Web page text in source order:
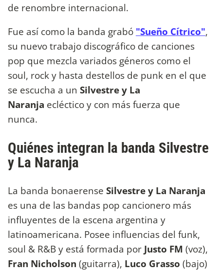
de renombre internacional.
Fue así como la banda grabó "Sueño Cítrico",
su nuevo trabajo discográfico de canciones
pop que mezcla variados géneros como el
soul, rock y hasta destellos de punk en el que
se escucha a un Silvestre y La
Naranja ecléctico y con más fuerza que
nunca.
Quiénes integran la banda Silvestre
y La Naranja
La banda bonaerense Silvestre y La Naranja
es una de las bandas pop cancionero más
influyentes de la escena argentina y
latinoamericana. Posee influencias del funk,
soul & R&B y está formada por Justo FM (voz),
Fran Nicholson (guitarra), Luco Grasso (bajo)